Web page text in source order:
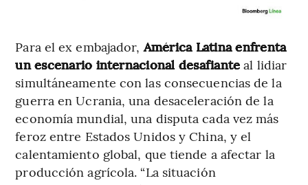
Para el ex embajador, América Latina enfrenta
un escenario internacional desafiante al lidiar
simultáneamente con las consecuencias de la
guerra en Ucrania, una desaceleración de la
economía mundial, una disputa cada vez más
feroz entre Estados Unidos y China, y el
calentamiento global, que tiende a afectar la
producción agrícola. “La situación